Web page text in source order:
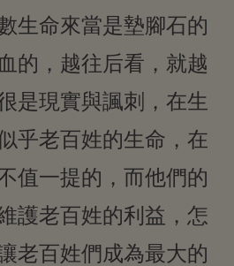
生命來當是墊腳石的
的，越往后看，就越
是現實與諷刺，在生
乎老百姓的生命，在
值一提的，而他們的
護老百姓的利益，怎
老百姓們成為最大的